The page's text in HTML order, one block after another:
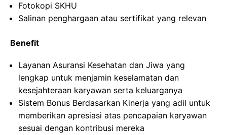
Fotokopi SKHU
Salinan penghargaan atau sertifikat yang relevan
Benefit
Layanan Asuransi Kesehatan dan Jiwa yang
lengkap untuk menjamin keselamatan dan
kesejahteraan karyawan serta keluarganya
Sistem Bonus Berdasarkan Kinerja yang adil untuk
memberikan apresiasi atas pencapaian karyawan
sesuai dengan kontribusi mereka